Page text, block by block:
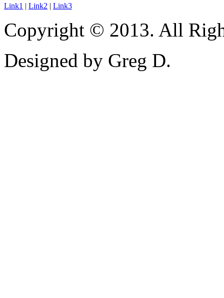
Link1 | Link2 | Link3
Copyright © 2013. All
Designed by Greg D.